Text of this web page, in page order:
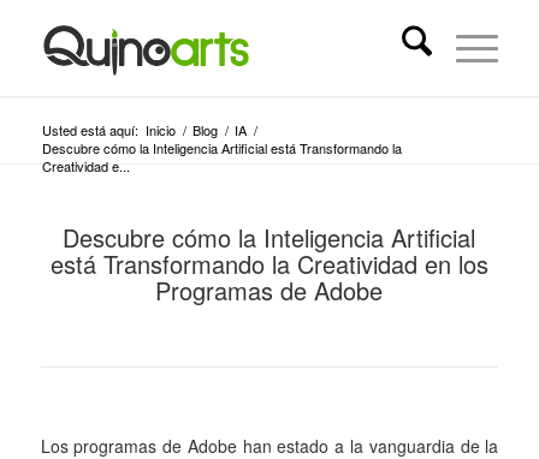
Usted está aquí: Inicio / Blog / IA /
Descubre cómo la Inteligencia Artificial está Transformando la
Creatividad e...
Descubre cómo la Inteligencia Artificial
está Transformando la Creatividad en los
Programas de Adobe
Los programas de Adobe han estado a la vanguardia de la